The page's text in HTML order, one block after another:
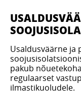
Usaldusväärne ja
pakub
regulaarset
ilmastikuoludele.